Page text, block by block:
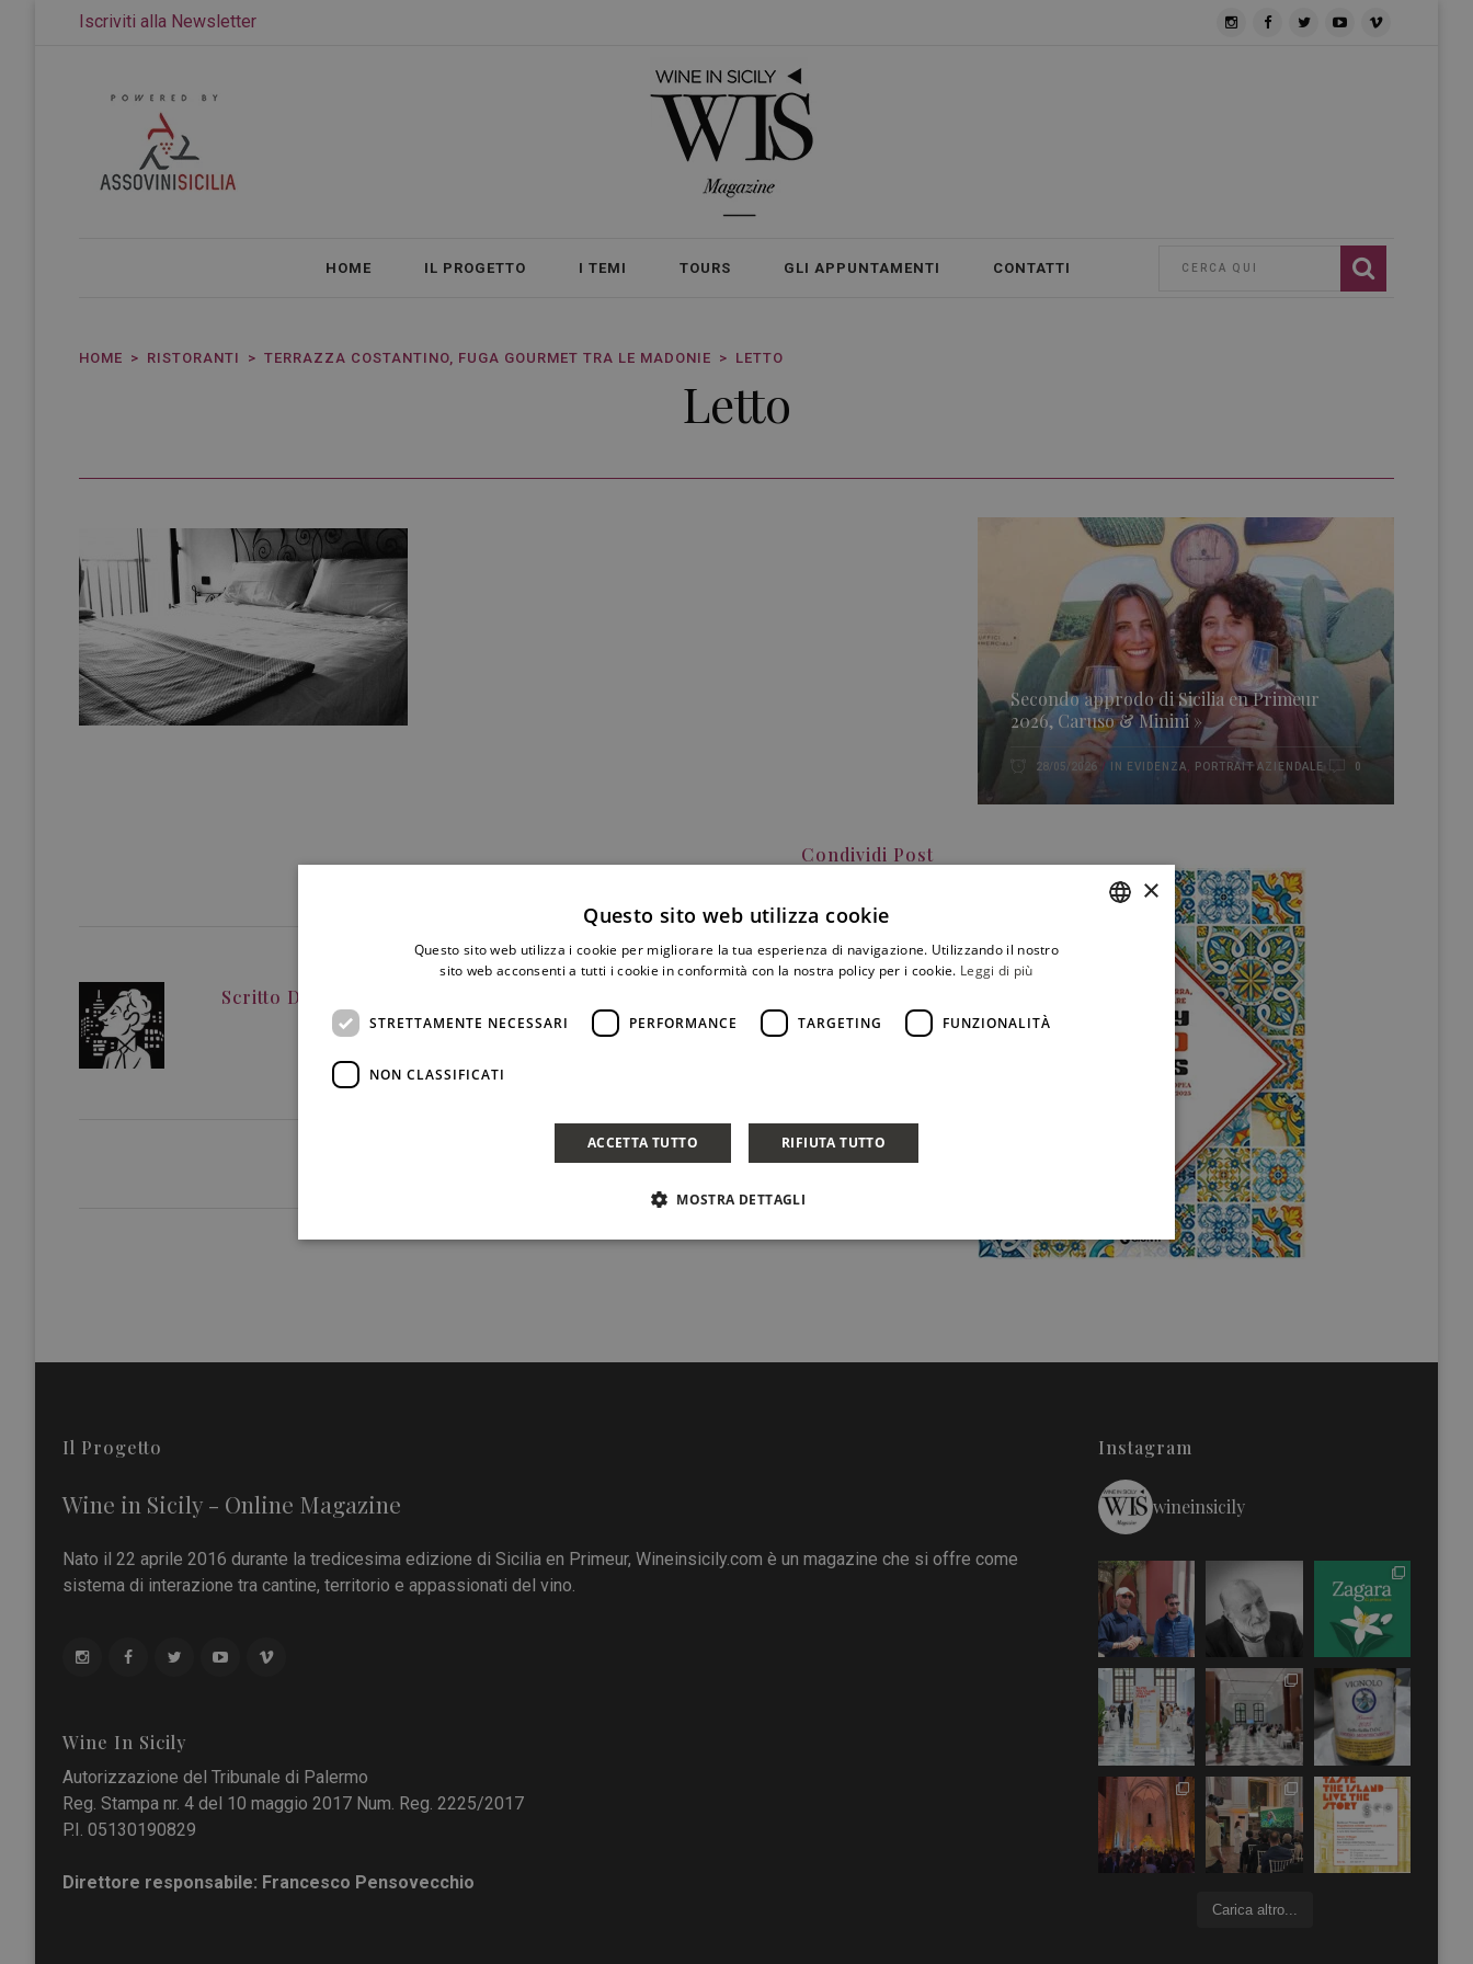
Iscriviti alla Newsletter
HOME IL PROGETTO I TEMI TOURS GLI APPUNTAMENTI CONTATTI
HOME RISTORANTI TERRAZZA COSTANTINO, FUGA GOURMET TRA LE MADONIE LETTO
Letto
Condividi Post
Scritto Da
Secondo approdo di Sicilia en Primeur
2026, Caruso & Minini »
28/05/2026 IN EVIDENZA PORTRAIT AZIENDALE 0
Il Progetto
Wine in Sicily - Online Magazine
Nato il 22 aprile 2016 durante la tredicesima edizione di Sicilia en Primeur, Wineinsicily.com è un magazine che si offre come
sistema di interazione tra cantine, territorio e appassionati del vino.
Wine In Sicily
Autorizzazione del Tribunale di Palermo
Reg. Stampa nr. 4 del 10 maggio 2017 Num. Reg. 2225/2017
P.I. 05130190829
Direttore responsabile: Francesco Pensovecchio
Instagram
wineinsicily
Carica altro...
×
Questo sito web utilizza cookie
Questo sito web utilizza i cookie per migliorare la tua esperienza di navigazione. Utilizzando il nostro
sito web acconsenti a tutti i cookie in conformità con la nostra policy per i cookie. Leggi di più
STRETTAMENTE NECESSARI PERFORMANCE TARGETING FUNZIONALITÀ
NON CLASSIFICATI
ACCETTA TUTTO RIFIUTA TUTTO
MOSTRA DETTAGLI